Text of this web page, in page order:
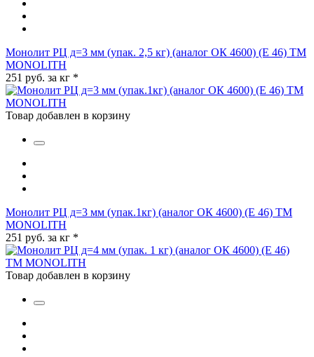
Монолит РЦ д=3 мм (упак. 2,5 кг) (аналог ОК 4600) (Е 46) ТМ
MONOLITH
251 руб. за кг *
Товар добавлен в корзину
Монолит РЦ д=3 мм (упак.1кг) (аналог ОК 4600) (Е 46) ТМ
MONOLITH
251 руб. за кг *
Товар добавлен в корзину